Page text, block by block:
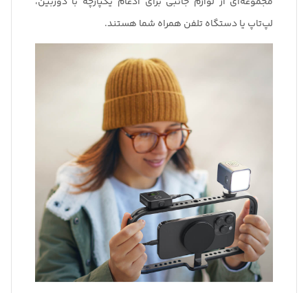
لپ‌تاپ یا دستگاه تلفن همراه شما هستند.